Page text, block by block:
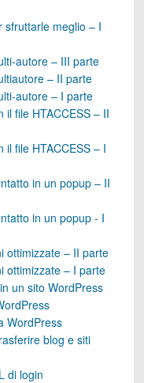
sfruttarle meglio – I
autore – III parte
– II parte
autore – I parte
file HTACCESS – II
file HTACCESS – I
in un popup – II
in un popup - I
ottimizzate – II parte
ottimizzate – I parte
un sito WordPress
WordPress
blog e siti
di login